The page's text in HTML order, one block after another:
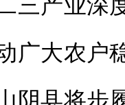
广大农户
阴县将步